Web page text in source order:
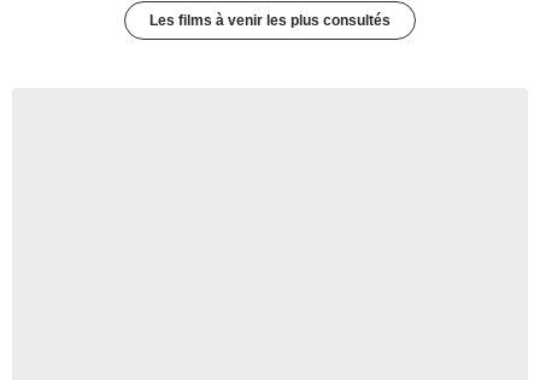
Les films à venir les plus consultés